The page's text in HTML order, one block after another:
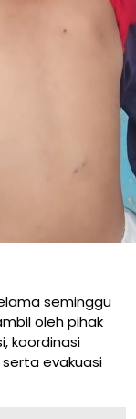
seminggu
oleh pihak
koordinasi
evakuasi